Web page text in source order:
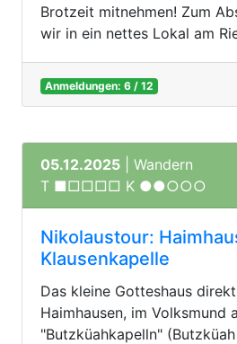
Brotzeit mitnehmen! Zum
wir in ein nettes Lokal am
Anmeldungen: 6 / 12
05.12.2025 | Wandern
T ■□□□□ K ●●○○○
Nikolaustour:
Klausenkapelle
Das kleine Gotteshaus
Haimhausen, im Volksmund
"Butzküahkapelln"